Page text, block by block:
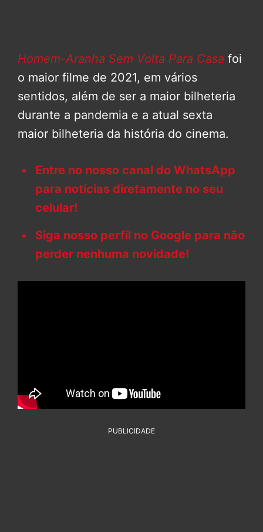
Homem-Aranha Sem Volta Para Casa foi
o maior filme de 2021, em vários
sentidos, além de ser a maior bilheteria
durante a pandemia e a atual sexta
maior bilheteria da história do cinema.
Entre no nosso canal do WhatsApp
para notícias diretamente no seu
celular!
Siga nosso perfil no Google para não
perder nenhuma novidade!
PUBLICIDADE